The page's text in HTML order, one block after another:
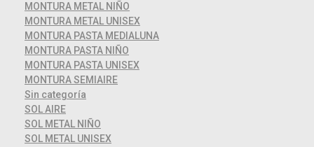
MONTURA METAL NIÑO
MONTURA METAL UNISEX
MONTURA PASTA MEDIALUNA
MONTURA PASTA NIÑO
MONTURA PASTA UNISEX
MONTURA SEMIAIRE
Sin categoría
SOL AIRE
SOL METAL NIÑO
SOL METAL UNISEX